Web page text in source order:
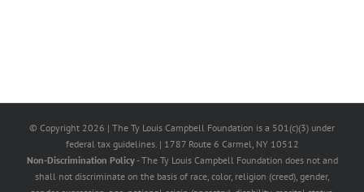
© Copyright 2026 | The Ty Louis Campbell Foundation is a 501(c)(3) under
federal tax guidelines. | 1787 Route 6 Carmel, NY 10512
Non-Discrimination Policy- The Ty Louis Campbell Foundation does not and
shall not discriminate on the basis of race, color, religion (creed), gender,